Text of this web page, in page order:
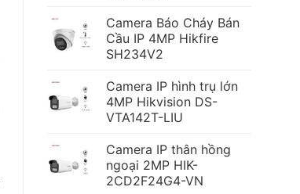
Camera Báo Cháy Bán
Cầu IP 4MP Hikfire
SH234V2
Camera IP hình trụ lớn
4MP Hikvision DS-
VTA142T-LIU
Camera IP thân hồng
ngoại 2MP HIK-
2CD2F24G4-VN